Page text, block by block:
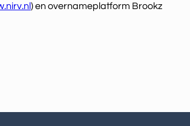
) en overnameplatform Brookz